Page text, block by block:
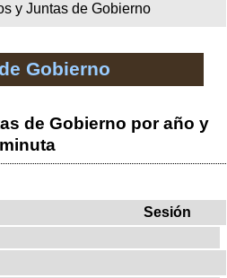
y Juntas de Gobierno
Gobierno
de Gobierno por año y
minuta
Sesión